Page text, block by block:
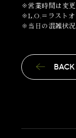
※営業時間は変更
※L.O.＝ラスト
※当日の混雑状
BACK